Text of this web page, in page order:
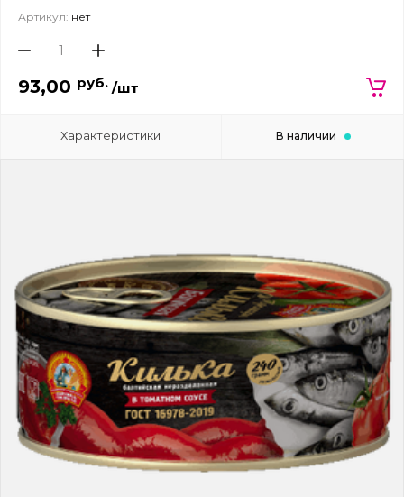
Артикул: нет
93,00 руб. /шт
Характеристики В наличии